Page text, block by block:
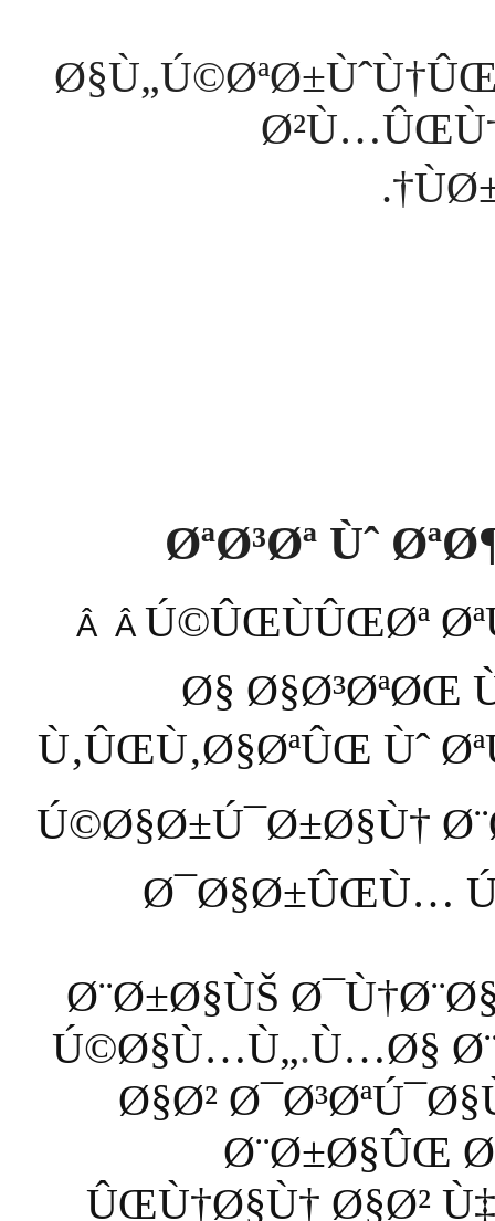
ØªØ³Øª Ùˆ
Â Â Ú©ÛŒÙÛŒØª
Ø§ Ø§Ø³ØªØŒ
Ù‚ÛŒÙ‚Ø§ØªÛŒ Ùˆ
Ú©Ø§Ø±Ú¯Ø±Ø§Ù†
Ø¯Ø§Ø±ÛŒÙ…
Ø¨Ø±Ø§ÙŠ
Ú©Ø§Ù…Ù„.Ù…Ø§
Ø§Ø²
Ø¨Ø±Ø§ÛŒ
ÛŒÙ†Ø§Ù† Ø§Ø²